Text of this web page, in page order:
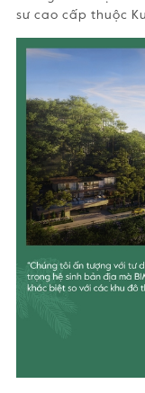
sư cao cấp thuộc